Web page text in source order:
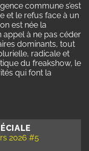
2026 #5
commune s’est
et le refus face à un
est née la
appel à ne pas céder
dominants, tout
radicale et
du freakshow, le
qui font la